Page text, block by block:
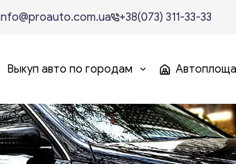
+38(073) 311-33-33
Выкуп авто по городам